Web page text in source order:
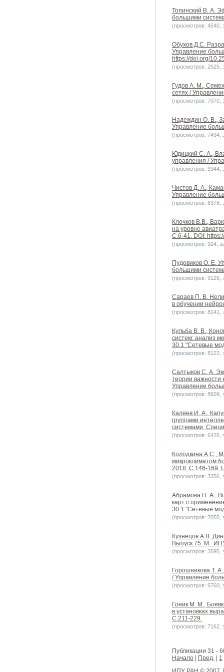
Топинский В. А.
большими
(просмотров: 4540,
Обухов Д.С.
Управление
https://doi.org/
(просмотров: 2525,
Гудов А. М.,
сетях /
(просмотров: 7070,
Надеждин О. В.,
Управление
(просмотров: 7434,
Юдицкий С. А.,
управления /
(просмотров: 9344,
Чистов Д. А.,
Управление
(просмотров: 6378,
Клочков В.В.,
на уровне
С.6-41. DOI:
(просмотров: 924,
Пудовиков О. Е.
большими
(просмотров: 9126,
Сараев П. В.
в обучении
(просмотров: 8141,
Кульба В. В.,
систем: анализ
30.1 "Сетевые
(просмотров: 8122,
Салтыков С. А.
теории важности
Управление
(просмотров: 8609,
Каляев И. А.,
группами
системами.
(просмотров: 6426,
Колодкина А.С.,
микроклиматом
2018. С.146-169.
(просмотров: 3356,
Абрамова Н. А.,
карт с
30.1 "Сетевые
(просмотров: 7055,
Кузнецов А.В.
Выпуск 75. М.:
(просмотров: 3595,
Горошникова Т.
/ Управление
(просмотров: 6760,
Гоник М. М.,
в установках
С.211-229.
(просмотров: 7162,
Публикации 31 -
Начало
Пред.
1